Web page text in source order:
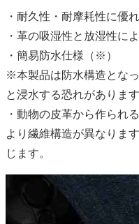
・耐久性・耐摩耗性に優
・革の吸湿性と放湿性に
・簡易防水仕様（※）
※本製品は防水構造とな
と浸水する恐れがあります
・動物の皮革から作られ
より繊維構造が異なりま
じます。